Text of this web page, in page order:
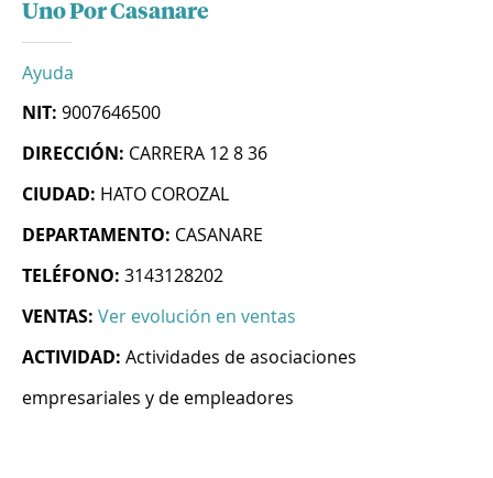
Uno Por Casanare
Ayuda
NIT: 9007646500
DIRECCIÓN: CARRERA 12 8 36
CIUDAD: HATO COROZAL
DEPARTAMENTO: CASANARE
TELÉFONO: 3143128202
VENTAS: Ver evolución en ventas
ACTIVIDAD: Actividades de asociaciones
empresariales y de empleadores